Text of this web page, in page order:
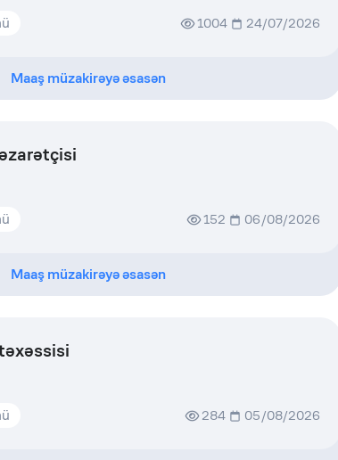
1004 24/07/2026
Maaş müzakirəyə əsasən
152 06/08/2026
Maaş müzakirəyə əsasən
284 05/08/2026